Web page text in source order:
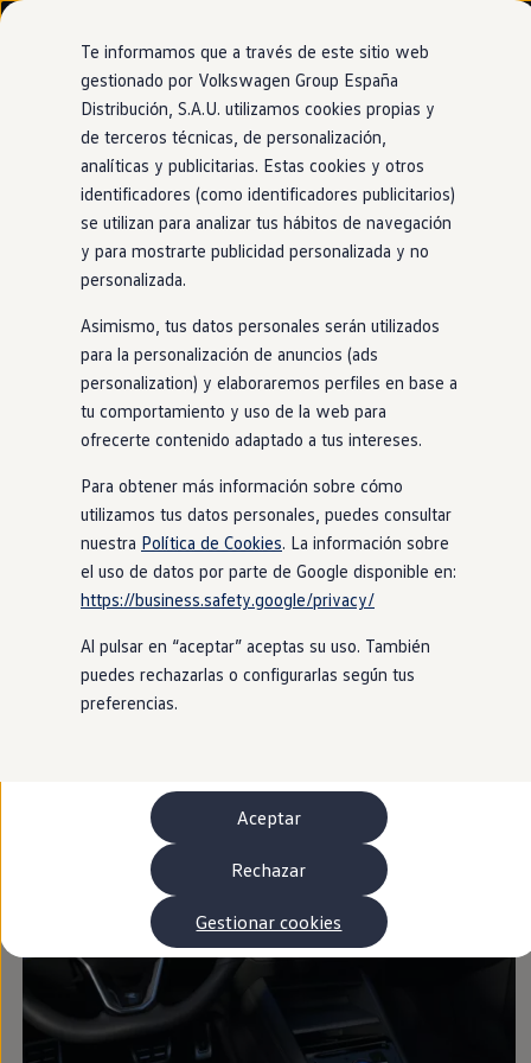
Ir
directamente
al contenido
Ir
directamente
al pie de
página
Nuevo ID. Cross
Vehículos Comerciales
Compra y ofertas
Volkswagen nuevo en stock
Volkswagen de ocasión
Financiación
My Renting
My Way
Seguros
Empresas
Autoescuelas
Eléctricos e híbridos
Más sobre híbridos
Plan Auto +
Etiquetas DGT
Simulador de autonomía, carga y ahorro
Carga y autonomía
Soluciones de carga
Tarifas de carga
Carga en casa
Modos de carga
Autonomía
Clientes y posventa
Club Volkswagen
Ofertas posventa
Beneficios Volkswagen
Asistencia en carretera
Servicios de movilidad
Garantía del fabricante
Buscar servicios para tu modelo
Volkswagen Apps, inicio de sesión y tienda
Conectar el móvil con el vehículo
Actualizaciones del software, los mapas y las
Mantenimiento y reparaciones
Revisiones e ITV
Aceite y líquidos del motor
Baterías
Frenos
Motor y chasis
Aire acondicionado y filtros
Faros y lunas
Carrocería y pintura
Diseño interior
Más espaciosopara
disfrutar a lo grande
Con techo solar panorámico inclinable opcional, 30
opciones de iluminación ambiental y también con volante
multifunción con botones físicos. El interior del Nuevo
Tayron no solo destaca por su diseño y sus detalles, sino
también por sus 5 o 7 plazas y una gran amplitud que abre
un mundo de posibilidades cada vez que tengas al volante.
Te informamos que a través de este sitio web
gestionado por Volkswagen Group España
Distribución, S.A.U. utilizamos cookies propias y
de terceros técnicas, de personalización,
analíticas y publicitarias. Estas cookies y otros
identificadores (como identificadores publicitarios)
se utilizan para analizar tus hábitos de navegación
y para mostrarte publicidad personalizada y no
personalizada.
Asimismo, tus datos personales serán utilizados
para la personalización de anuncios (ads
personalization) y elaboraremos perfiles en base a
tu comportamiento y uso de la web para
ofrecerte contenido adaptado a tus intereses.
Para obtener más información sobre cómo
utilizamos tus datos personales, puedes consultar
nuestra Política de Cookies. La información sobre
el uso de datos por parte de Google disponible en:
https://business.safety.google/privacy/
Al pulsar en “aceptar” aceptas su uso. También
puedes rechazarlas o configurarlas según tus
preferencias.
Aceptar
Rechazar
Gestionar cookies